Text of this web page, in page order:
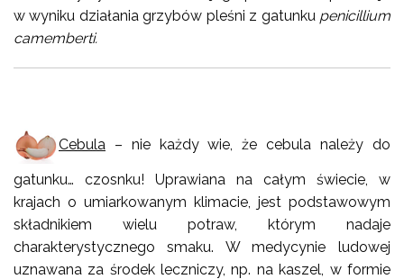
w wyniku działania grzybów pleśni z gatunku penicillium
camemberti.
Cebula – nie każdy wie, że cebula należy do
gatunku… czosnku! Uprawiana na całym świecie, w
krajach o umiarkowanym klimacie, jest podstawowym
składnikiem wielu potraw, którym nadaje
charakterystycznego smaku. W medycynie ludowej
uznawana za środek leczniczy, np. na kaszel, w formie